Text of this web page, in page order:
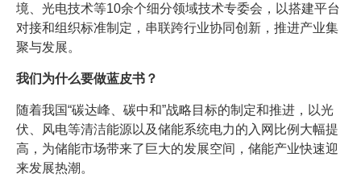
境、光电技术等10余个细分领域技术专委会，以搭建平台
对接和组织标准制定，串联跨行业协同创新，推进产业集
聚与发展。
我们为什么要做蓝皮书？
随着我国“碳达峰、碳中和”战略目标的制定和推进，以光
伏、风电等清洁能源以及储能系统电力的入网比例大幅提
高，为储能市场带来了巨大的发展空间，储能产业快速迎
来发展热潮。